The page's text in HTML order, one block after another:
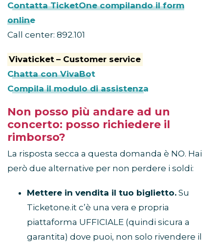
Contatta TicketOne compilando il form
online
Call center: 892.101
Vivaticket – Customer service
Chatta con VivaBot
Compila il modulo di assistenza
Non posso più andare ad un
concerto: posso richiedere il
rimborso?
La risposta secca a questa domanda è NO. Hai
però due alternative per non perdere i soldi:
Mettere in vendita il tuo biglietto. Su
Ticketone.it c’è una vera e propria
piattaforma UFFICIALE (quindi sicura a
garantita) dove puoi, non solo rivendere il